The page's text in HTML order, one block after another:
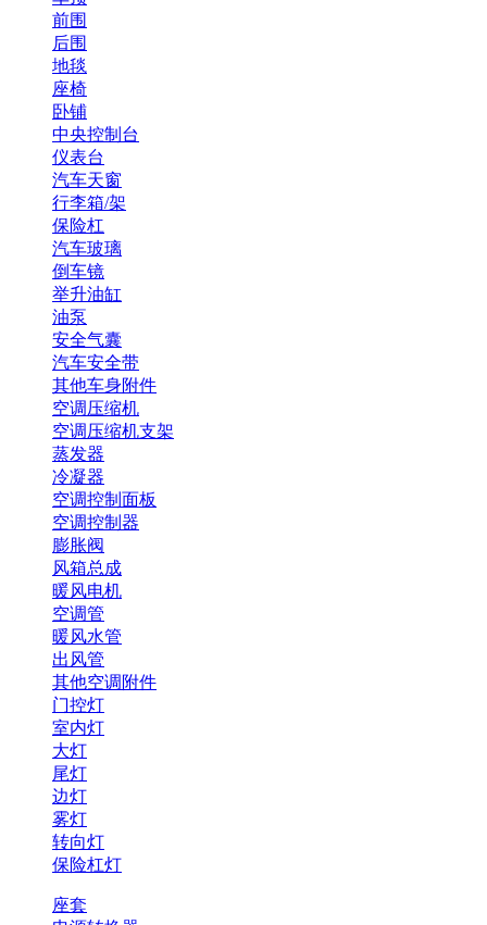
前围
后围
地毯
座椅
卧铺
中央控制台
仪表台
汽车天窗
行李箱/架
保险杠
汽车玻璃
倒车镜
举升油缸
油泵
安全气囊
汽车安全带
其他车身附件
空调压缩机
空调压缩机支架
蒸发器
冷凝器
空调控制面板
空调控制器
膨胀阀
风箱总成
暖风电机
空调管
暖风水管
出风管
其他空调附件
门控灯
室内灯
大灯
尾灯
边灯
雾灯
转向灯
保险杠灯
座套